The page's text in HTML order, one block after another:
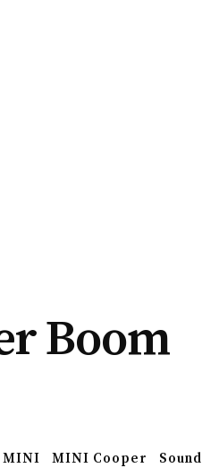
Boom
MINI MINI Cooper Sound